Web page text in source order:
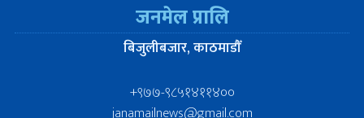
जनमेल प्रालि
बिजुलीबजार, काठमाडौँ
+९७७-९८५१४११४००
janamailnews@gmail.com